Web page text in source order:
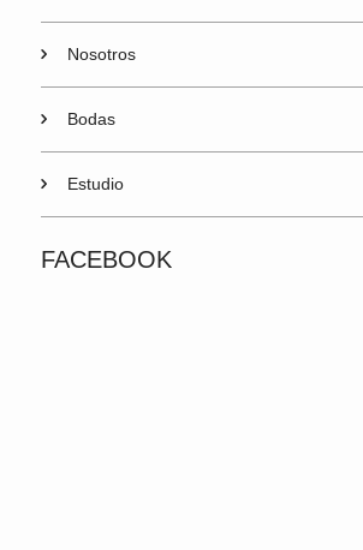
Nosotros
Bodas
Estudio
FACEBOOK